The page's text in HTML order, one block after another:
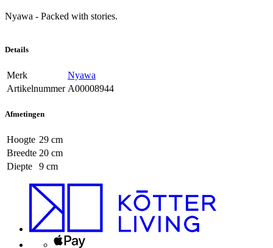
Nyawa - Packed with stories.
Details
Merk
Nyawa
Artikelnummer A00008944
Afmetingen
Hoogte 29 cm
Breedte 20 cm
Diepte
9 cm